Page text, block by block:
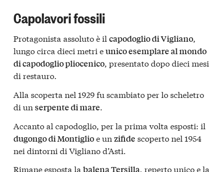
Capolavori fossili
Protagonista assoluto è il capodoglio di Vigliano,
lungo circa dieci metri eunico esemplare al mondo
di capodoglio pliocenico, presentato dopo dieci mesi
di restauro.
Alla scoperta nel 1929 fu scambiato per lo scheletro
di un serpente di mare.
Accanto al capodoglio, per la prima volta esposti: il
dugongo di Montiglioe un zifide scoperto nel 1954
nei dintorni di Vigliano d’Asti.
Rimane esposta la balena Tersilla, reperto unico e la